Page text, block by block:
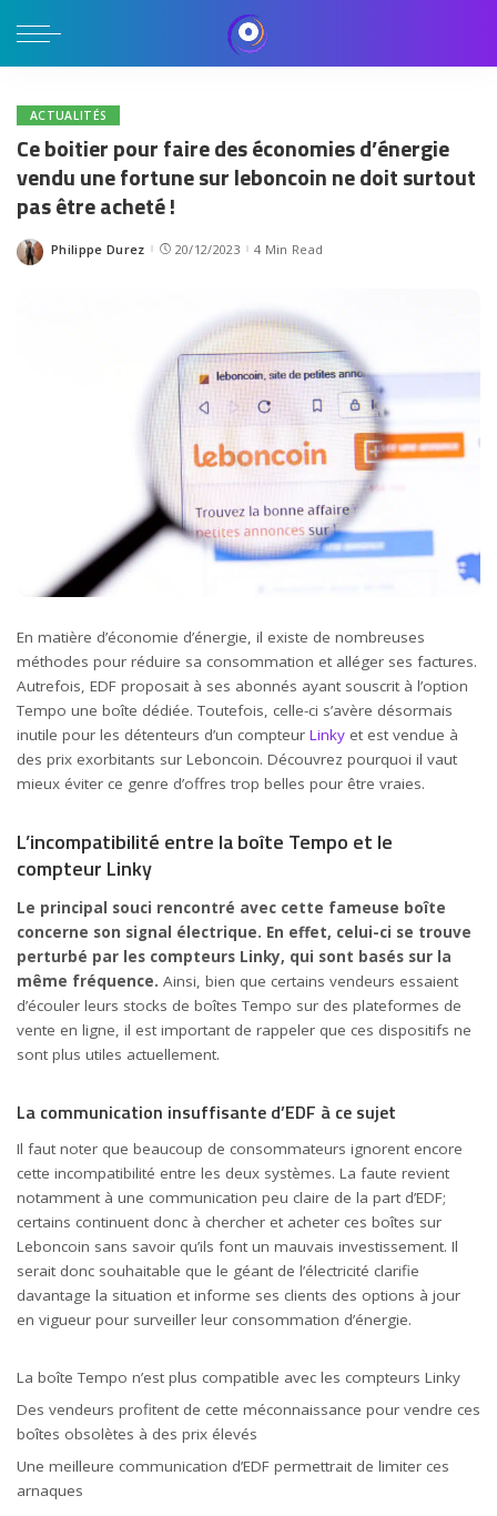
ACTUALITÉS
Ce boitier pour faire des économies d’énergie
vendu une fortune sur leboncoin ne doit surtout
pas être acheté !
Posted
Philippe Durez 20/12/2023 4 Min Read
En matière d’économie d’énergie, il existe de nombreuses
méthodes pour réduire sa consommation et alléger ses factures.
Autrefois, EDF proposait à ses abonnés ayant souscrit à l’option
Tempo une boîte dédiée. Toutefois, celle-ci s’avère désormais
inutile pour les détenteurs d’un compteur Linky et est vendue à
des prix exorbitants sur Leboncoin. Découvrez pourquoi il vaut
mieux éviter ce genre d’offres trop belles pour être vraies.
L’incompatibilité entre la boîte Tempo et le
compteur Linky
Le principal souci rencontré avec cette fameuse boîte
concerne son signal électrique. En effet, celui-ci se trouve
perturbé par les compteurs Linky, qui sont basés sur la
même fréquence. Ainsi, bien que certains vendeurs essaient
d’écouler leurs stocks de boîtes Tempo sur des plateformes de
vente en ligne, il est important de rappeler que ces dispositifs ne
sont plus utiles actuellement.
La communication insuffisante d’EDF à ce sujet
Il faut noter que beaucoup de consommateurs ignorent encore
cette incompatibilité entre les deux systèmes. La faute revient
notamment à une communication peu claire de la part d’EDF;
certains continuent donc à chercher et acheter ces boîtes sur
Leboncoin sans savoir qu’ils font un mauvais investissement. Il
serait donc souhaitable que le géant de l’électricité clarifie
davantage la situation et informe ses clients des options à jour
en vigueur pour surveiller leur consommation d’énergie.
La boîte Tempo n’est plus compatible avec les compteurs Linky
Des vendeurs profitent de cette méconnaissance pour vendre ces
boîtes obsolètes à des prix élevés
Une meilleure communication d’EDF permettrait de limiter ces
arnaques